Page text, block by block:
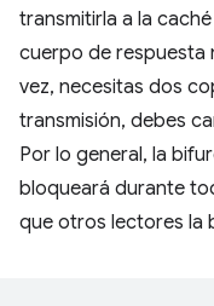
transmitirla a la
cuerpo de respuesta
vez, necesitas dos
transmisión, debes
Por lo general, la
bloqueará durante
que otros lectores la